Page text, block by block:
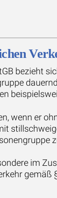
bezieht
wenn er
im